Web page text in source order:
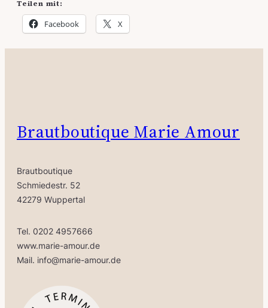
Teilen mit:
Facebook X
Brautboutique Marie Amour
Brautboutique
Schmiedestr. 52
42279 Wuppertal
Tel. 0202 4957666
www.marie-amour.de
Mail. info@marie-amour.de